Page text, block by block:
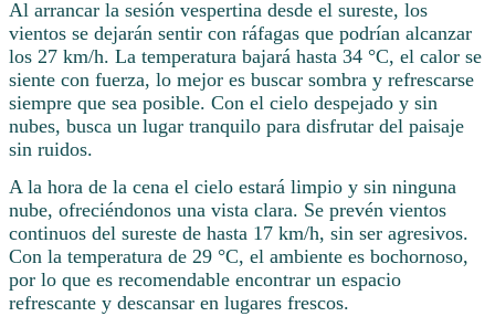
Al arrancar la sesión vespertina desde el sureste, los
vientos se dejarán sentir con ráfagas que podrían alcanzar
los 27 km/h. La temperatura bajará hasta 34 °C, el calor se
siente con fuerza, lo mejor es buscar sombra y refrescarse
siempre que sea posible. Con el cielo despejado y sin
nubes, busca un lugar tranquilo para disfrutar del paisaje
sin ruidos.
A la hora de la cena el cielo estará limpio y sin ninguna
nube, ofreciéndonos una vista clara. Se prevén vientos
continuos del sureste de hasta 17 km/h, sin ser agresivos.
Con la temperatura de 29 °C, el ambiente es bochornoso,
por lo que es recomendable encontrar un espacio
refrescante y descansar en lugares frescos.